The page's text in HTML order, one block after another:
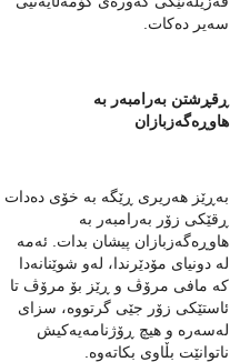
سەیر دەکات.
ڕقڕشتن بەرامبەر بە
هاوڕەگەزبازان
بەڕێز هەریری ڕێگە بە خۆی دەدات
ڕقێکی زۆر بەرامبەر بە
هاوڕەگەزبازان پیشان بدات. ئەمە
لە دونیای مۆدێرندا، لەو شوێنانەدا
کە مافی مرۆڤ و ڕێز بۆ مرۆڤ تا
ئاستێکی زۆر جێی گرتووە، سزای
لەسەرە و هیچ ڕۆژنامەیەکیش
ناتوانێت بڵاوی بکاتەوە.